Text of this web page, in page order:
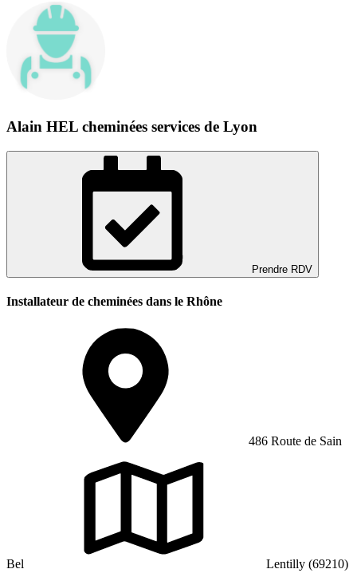
Alain HEL cheminées services de Lyon
Prendre RDV
Installateur de cheminées dans le Rhône
486 Route de Sain
Bel Lentilly (69210)